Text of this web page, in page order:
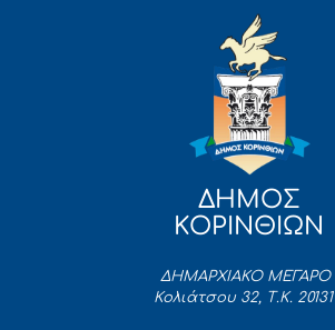
ΔΗΜΟΣ
ΚΟΡΙΝΘΙΩΝ
ΔΗΜΑΡΧΙΑΚΟ ΜΕΓΑΡΟ
Κολιάτσου 32, Τ.Κ. 20131